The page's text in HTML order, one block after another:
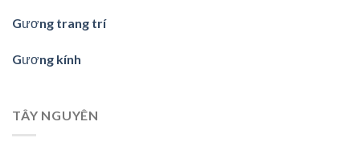
Gương trang trí
Gương kính
TÂY NGUYÊN